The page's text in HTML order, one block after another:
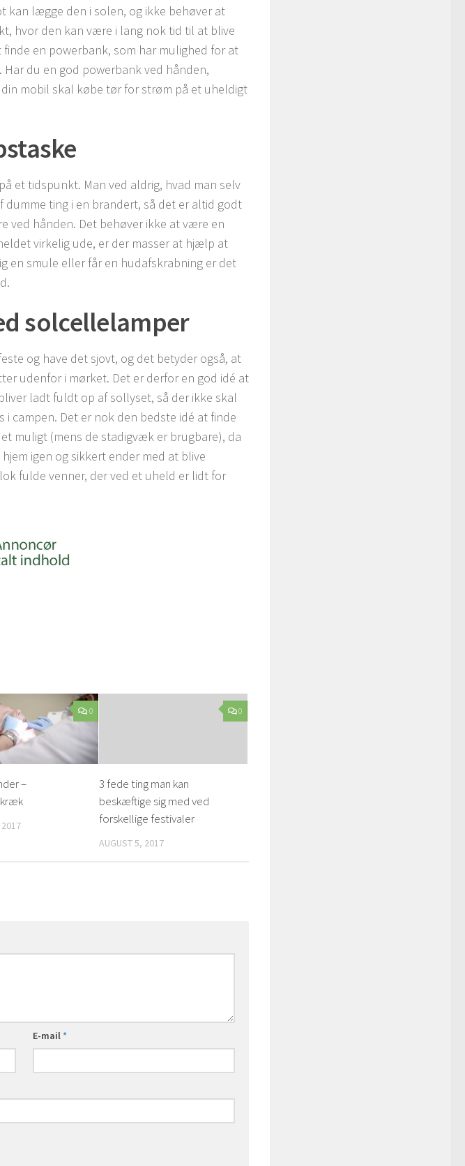
kan lægge den i solen, og ikke behøver at
hvor den kan være i lang nok tid til at blive
en powerbank, som har mulighed for at
du en god powerbank ved hånden,
mobil skal købe tør for strøm på et uheldigt
et tidspunkt. Man ved aldrig, hvad man selv
dumme ting i en brandert, så det er altid godt
ved hånden. Det behøver ikke at være en
virkelig ude, er der masser at hjælp at
en smule eller får en hudafskrabning er det
solcellelamper
og have det sjovt, og det betyder også, at
udenfor i mørket. Det er derfor en god idé at
ladt fuldt op af sollyset, så der ikke skal
campen. Det er nok den bedste idé at finde
muligt (mens de stadigvæk er brugbare), da
igen og sikkert ender med at blive
fulde venner, der ved et uheld er lidt for
0
–
2017
0
3 fede ting man kan
beskæftige sig med ved
forskellige festivaler
AUGUST 5, 2017
E-mail*